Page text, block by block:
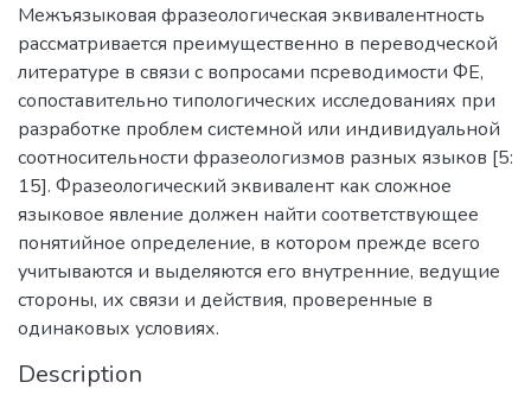
Межъязыковая фразеологическая эквивалентность
рассматривается преимущественно в переводческой
литературе в связи с вопросами псреводимости ФЕ,
сопоставительно типологических исследованиях при
разработке проблем системной или индивидуальной
соотносительности фразеологизмов разных языков [5:
15]. Фразеологический эквивалент как сложное
языковое явление должен найти соответствующее
понятийное определение, в котором прежде всего
учитываются и выделяются его внутренние, ведущие
стороны, их связи и действия, проверенные в
одинаковых условиях.
Description